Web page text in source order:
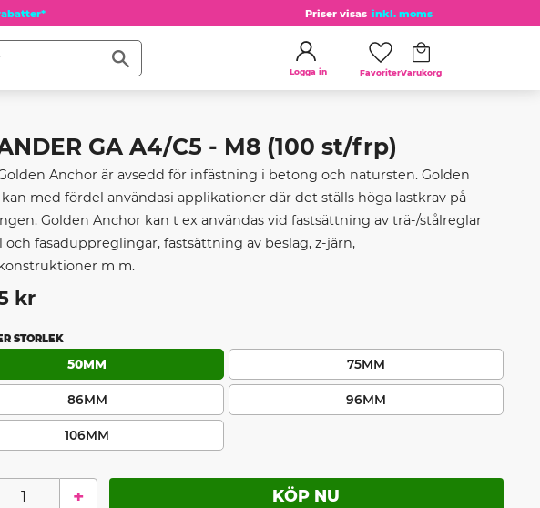
Priser visas inkl. moms
Logga in
Favoriter
Kundvagn
GA A4/C5 - M8 (100 st/frp)
Golden Anchor är avsedd för infästning i betong och natursten. Golden
med fördel användasi applikationer där det ställs höga lastkrav på
Golden Anchor kan t ex användas vid fastsättning av trä-/stålreglar
och fasaduppreglingar, fastsättning av beslag, z-järn,
m m.
kr
STORLEK
50MM 75MM
86MM 96MM
106MM
+